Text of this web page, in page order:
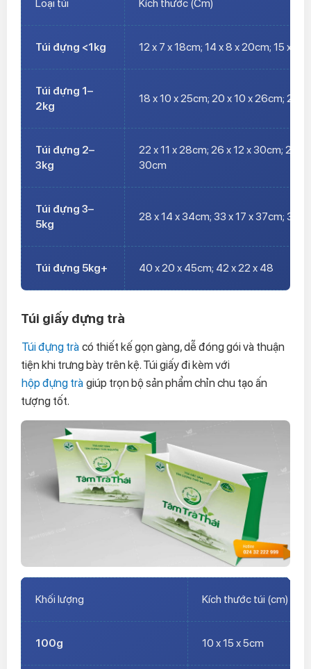
Loại túi Kích thước (Cm)
Túi đựng <1kg 12 x 7 x 18cm; 14 x 8 x 20cm; 15 x 8
Túi đựng 1–
2kg
18 x 10 x 25cm; 20 x 10 x 26cm; 21 x
Túi đựng 2–
3kg
22 x 11 x 28cm; 26 x 12 x 30cm; 28 x
30cm
Túi đựng 3–
5kg
28 x 14 x 34cm; 33 x 17 x 37cm; 35 x
Túi đựng 5kg+ 40 x 20 x 45cm; 42 x 22 x 48
Túi giấy đựng trà
Túi đựng trà có thiết kế gọn gàng, dễ đóng gói và thuận
tiện khi trưng bày trên kệ. Túi giấy đi kèm với
hộp đựng trà giúp trọn bộ sản phẩm chỉn chu tạo ấn
tượng tốt.
Khối lượng Kích thước túi (cm)
100g 10 x 15 x 5cm